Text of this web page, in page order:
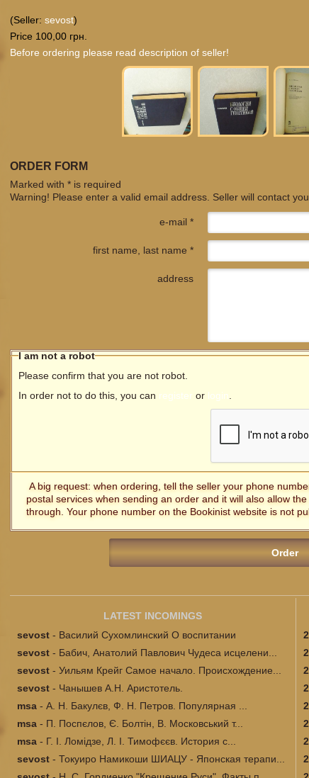
(Seller:sevost)
Price 100,00 грн.
Before ordering please read description of seller!
ORDER FORM
Marked with * is required
Warning! Please enter a valid email address. Seller will contact you.
e-mail *
first name, last name *
address
I am not a robot
Please confirm that you are not robot.
In order not to do this, you can register or login
A big request: when ordering, tell the seller your phone
postal services when sending an order and it will also allow
through. Your phone number on the Bookinist website is not
LATEST INCOMINGS
sevost - Василий Сухомлинский О воспитании
sevost - Бабич, Анатолий Павлович Чудеса исцелени...
sevost -Уильям Крейг Самое начало. Происхождение...
sevost - Чанышев А.Н. Аристотель.
msa -А. Н. Бакулєв, Ф. Н. Петров. Популярная ...
msa - П. Поспєлов, Є. Болтін, В. Московський т...
msa - Г. І. Ломідзе, Л. І. Тимофєєв. История с...
sevost -Токуиро Намикоши ШИАЦУ - Японская терапи...